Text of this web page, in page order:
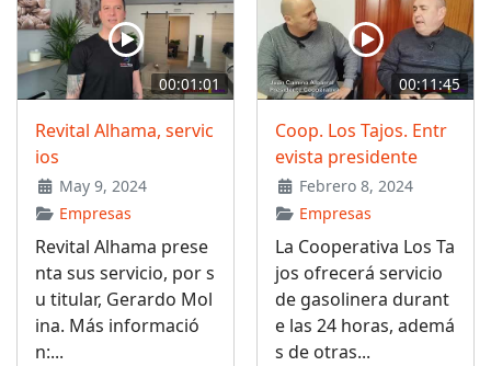
00:01:01
Revital Alhama, servic
ios
May 9, 2024
Empresas
Revital Alhama prese
nta sus servicio, por s
u titular, Gerardo Mol
ina. Más informació
n:...
00:11:45
Coop. Los Tajos. Entr
evista presidente
Febrero 8, 2024
Empresas
La Cooperativa Los Ta
jos ofrecerá servicio
de gasolinera durant
e las 24 horas, ademá
s de otras...